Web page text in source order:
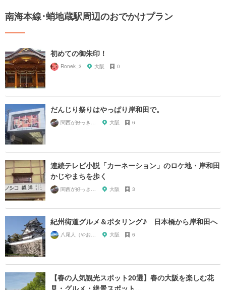
南海本線･蛸地蔵駅周辺のおでかけプラン
初めての御朱印！
Ronek_3 大阪 0
だんじり祭りはやっぱり岸和田で。
関西が好っきゃねん 大阪 6
連続テレビ小説「カーネーション」のロケ地・岸和田
かじやまちを歩く
関西が好っきゃねん 大阪 3
紀州街道グルメ＆ポタリング♪ 日本橋から岸和田へ
八尾人（やおんちゅ） 大阪 6
【春の人気観光スポット20選】春の大阪を楽しむ花